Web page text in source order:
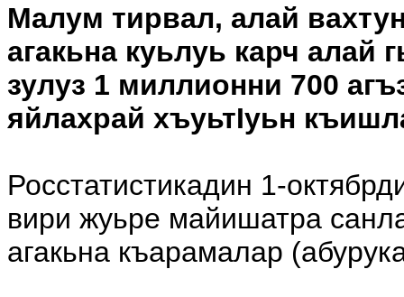
Малум тирвал, алай
агакьна куьлуь карч алай
зулуз 1 миллионни 700
яйлахрай хъуьтIуьн
Росстатистикадин 1-
вири жуьре майишатра
агакьна къарамалар